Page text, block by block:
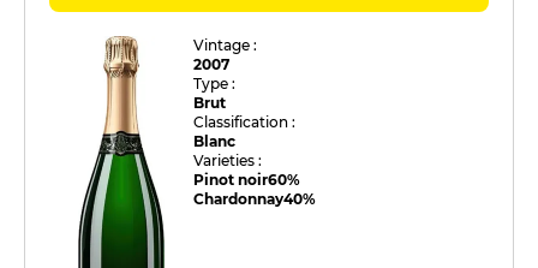
Vintage :
2007
Type :
Brut
Classification :
Blanc
Varieties :
Pinot noir60%
Chardonnay40%